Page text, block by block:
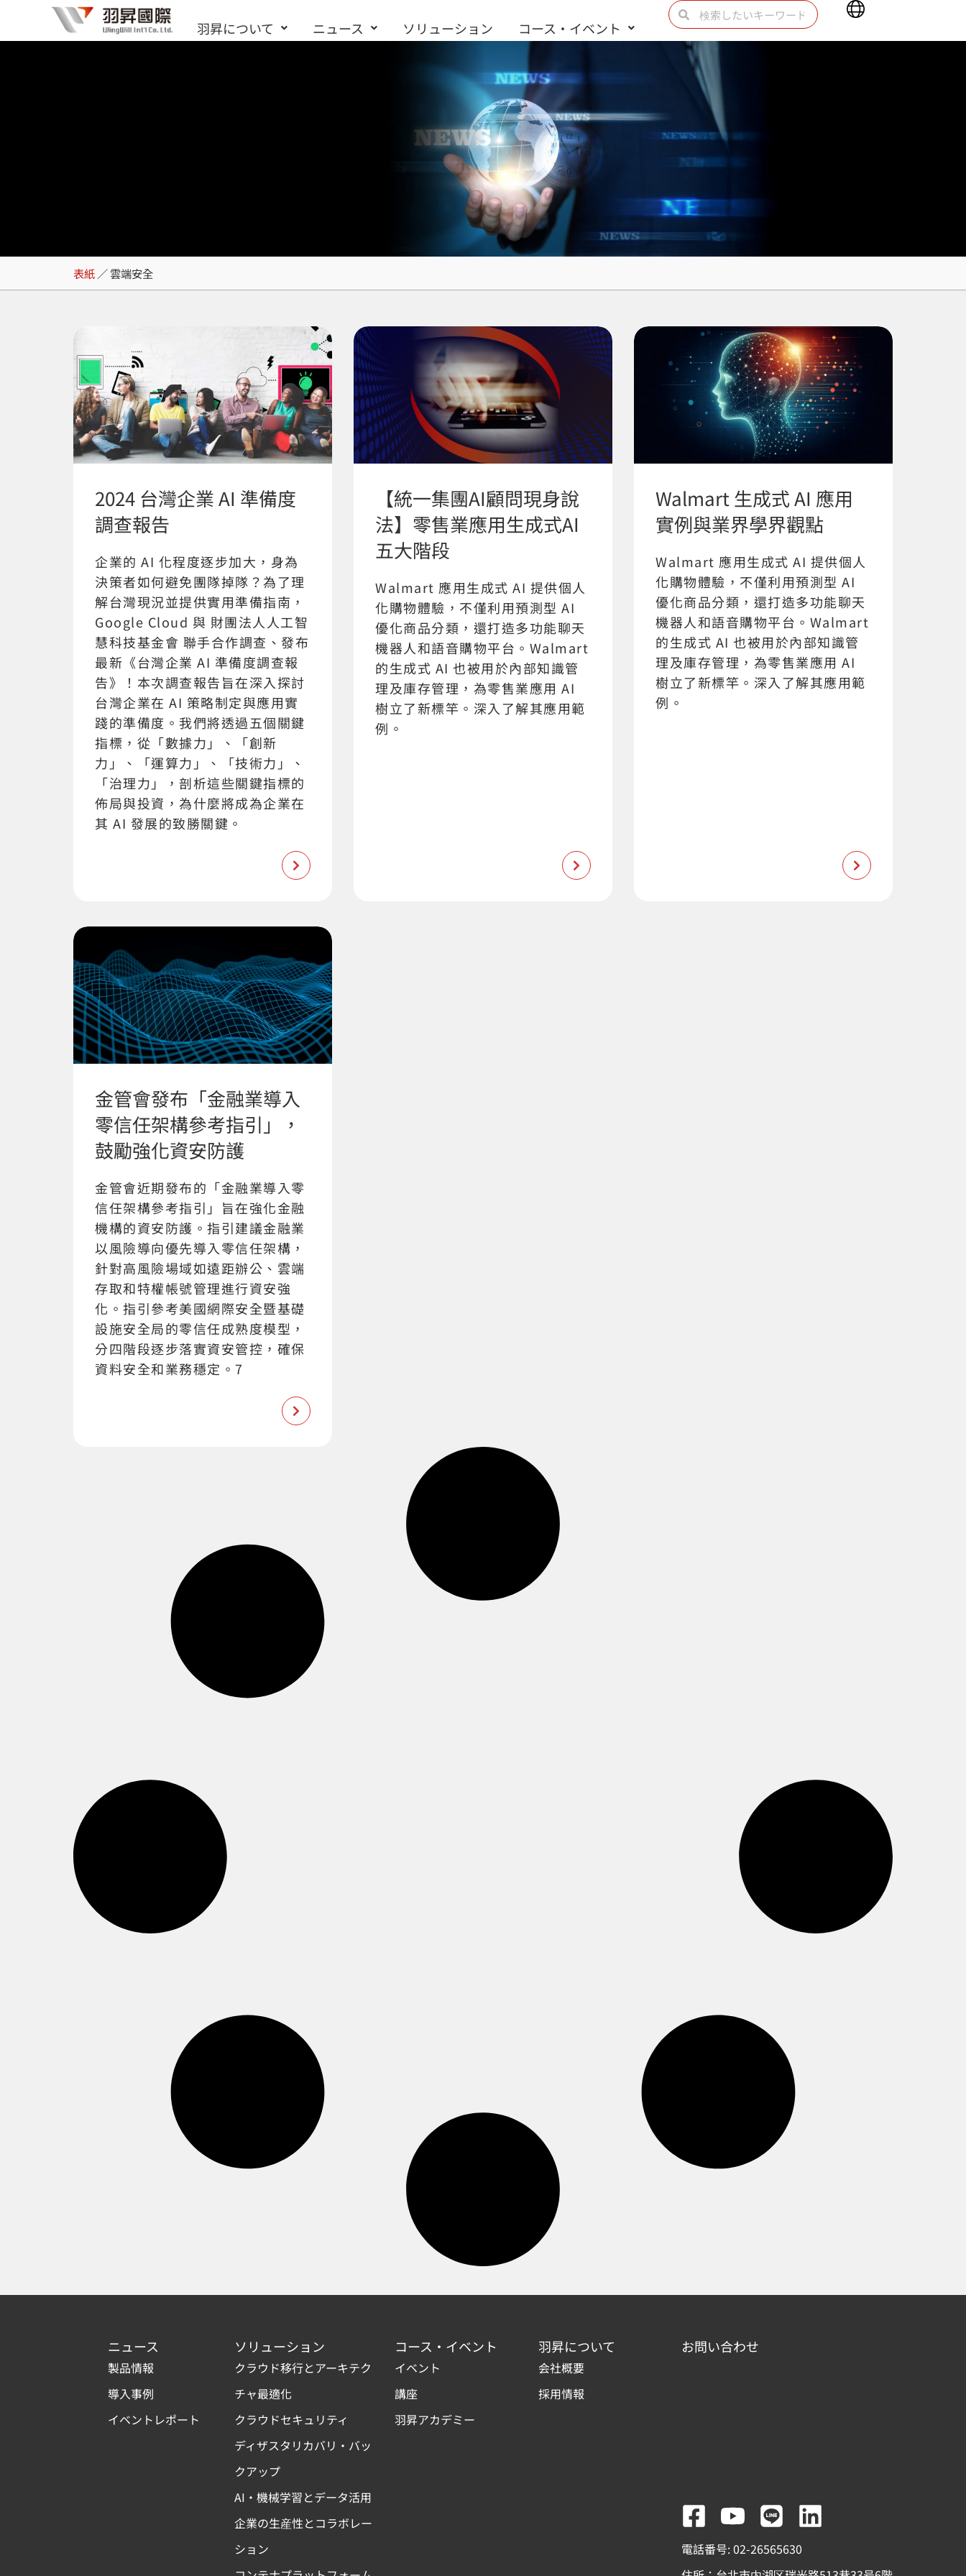
容
羽昇について ニュース ソリューション コース・イベント
検
索 索
Main
Menu
雲端安全
表紙 ／雲端安全
2024 台灣企業 AI 準備度
調查報告
企業的 AI 化程度逐步加大，身為
決策者如何避免團隊掉隊？為了理
解台灣現況並提供實用準備指南，
Google Cloud 與 財團法人人工智
慧科技基金會 聯手合作調查、發布
最新《台灣企業 AI 準備度調查報
告》！本次調查報告旨在深入探討
台灣企業在 AI 策略制定與應用實
踐的準備度。我們將透過五個關鍵
指標，從「數據力」、「創新
力」、「運算力」、「技術力」、
「治理力」，剖析這些關鍵指標的
佈局與投資，為什麼將成為企業在
其 AI 發展的致勝關鍵。
【統一集團AI顧問現身說
法】零售業應用生成式AI
五大階段
Walmart 應用生成式 AI 提供個人
化購物體驗，不僅利用預測型 AI
優化商品分類，還打造多功能聊天
機器人和語音購物平台。Walmart
的生成式 AI 也被用於內部知識管
理及庫存管理，為零售業應用 AI
樹立了新標竿。深入了解其應用範
例。
Walmart 生成式 AI 應用
實例與業界學界觀點
Walmart 應用生成式 AI 提供個人
化購物體驗，不僅利用預測型 AI
優化商品分類，還打造多功能聊天
機器人和語音購物平台。Walmart
的生成式 AI 也被用於內部知識管
理及庫存管理，為零售業應用 AI
樹立了新標竿。深入了解其應用範
例。
金管會發布「金融業導入
零信任架構參考指引」，
鼓勵強化資安防護
金管會近期發布的「金融業導入零
信任架構參考指引」旨在強化金融
機構的資安防護。指引建議金融業
以風險導向優先導入零信任架構，
針對高風險場域如遠距辦公、雲端
存取和特權帳號管理進行資安強
化。指引參考美國網際安全暨基礎
設施安全局的零信任成熟度模型，
分四階段逐步落實資安管控，確保
資料安全和業務穩定。7
ニュース
製品情報
導入事例
イベントレポート
ソリューション
クラウド移行とアーキテク
チャ最適化
クラウドセキュリティ
ディザスタリカバリ・バッ
クアップ
AI・機械学習とデータ活用
企業の生産性とコラボレー
ション
コース・イベント
イベント
講座
羽昇アカデミー
羽昇について
会社概要
採用情報
お問い合わせ
F
a
c
Y
o
u
L
i
n
L
n
電話番号: 02-26565630